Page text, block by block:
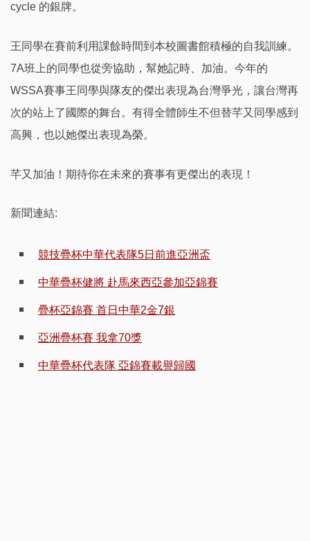
cycle 的銀牌。
王同學在賽前利用課餘時間到本校圖書館積極的自我訓練。
7A班上的同學也從旁協助，幫她記時、加油。今年的
WSSA賽事王同學與隊友的傑出表現為台灣爭光，讓台灣再
次的站上了國際的舞台。有得全體師生不但替芊又同學感到
高興，也以她傑出表現為榮。
芊又加油！期待你在未來的賽事有更傑出的表現！
新聞連結:
競技疊杯中華代表隊5日前進亞洲盃
中華疊杯健將 赴馬來西亞參加亞錦賽
疊杯亞錦賽 首日中華2金7銀
亞洲疊杯賽 我拿70獎
中華疊杯代表隊 亞錦賽載譽歸國